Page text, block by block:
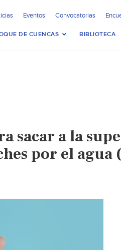
Eventos Convocatorias
DE CUENCAS BIBLIOTECA
sacar a la
por el agua